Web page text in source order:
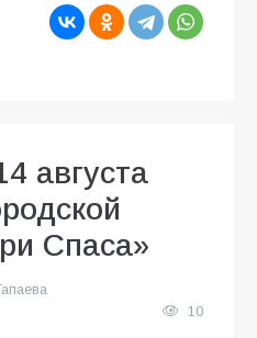
августа
Спаса»
10